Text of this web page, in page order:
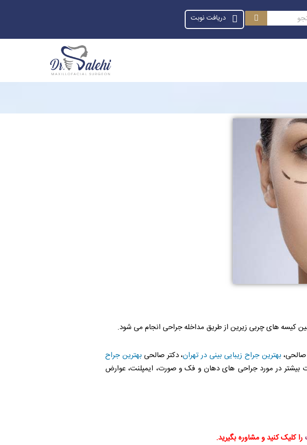
دریافت نوبت
کیسه های چربی زیرین از طریق مداخله جراحی انجام می شود.
بهترین جراح زیبایی بینی در تهران، دکتر صالحی بهترین جراح
بیشتر در مورد جراحی های دهان و فک و صورت، ایمپلنت، عوارض
را کلیک کنید و مشاوره بگیرید.